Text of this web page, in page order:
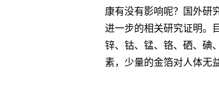
康有没有影响呢？国外研
进一步的相关研究证明。
锌、钴、锰、铬、硒、碘
素，少量的金箔对人体无